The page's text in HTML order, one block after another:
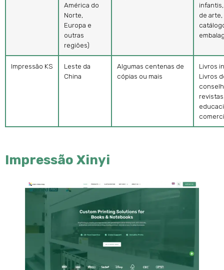
América do
Norte,
Europa e
outras
regiões)
de arte,
Impressão KS
Leste da
China
Algumas centenas de
cópias ou mais
Livros
Livros
Impressão Xinyi